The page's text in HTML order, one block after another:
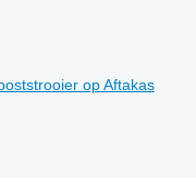
op Aftakas